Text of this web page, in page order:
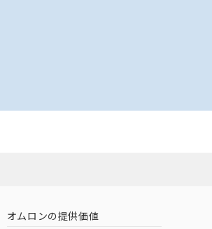
オムロンの提供価値